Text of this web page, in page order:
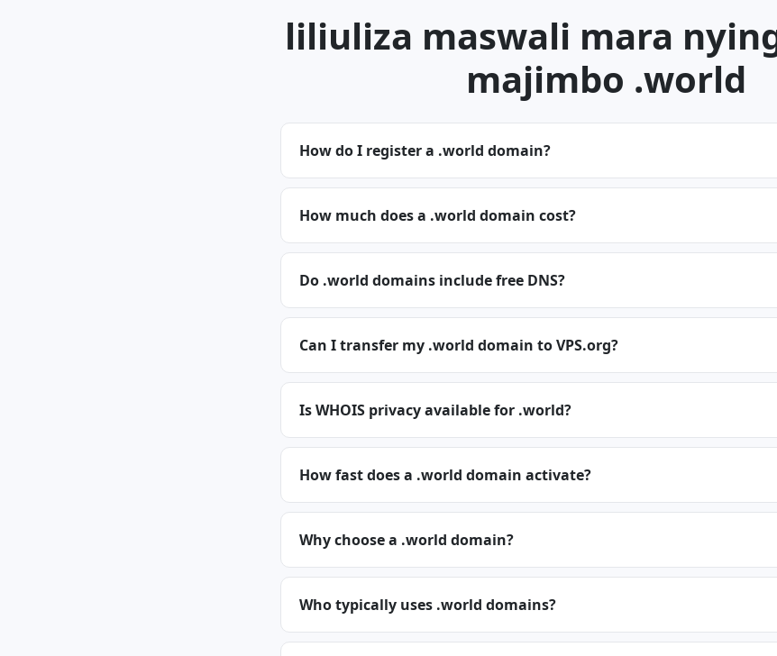
liliuliza maswali mara
majimbo .world
How do I register a .world domain?
How much does a .world domain cost?
Do .world domains include free DNS?
Can I transfer my .world domain to VPS.org?
Is WHOIS privacy available for .world?
How fast does a .world domain activate?
Why choose a .world domain?
Who typically uses .world domains?